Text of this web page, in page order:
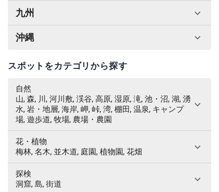
九州
沖縄
スポットをカテゴリから探す
自然
山, 森, 川, 河川敷, 渓谷, 高原, 湿原, 滝, 池・沼, 湖, 湧
水, 岩・地層, 海岸, 岬, 峠, 湾, 棚田, 温泉, キャンプ
場, 遊歩道, 牧場, 農場・農園
花・植物
梅林, 名木, 並木道, 庭園, 植物園, 花畑
探検
洞窟, 島, 街道